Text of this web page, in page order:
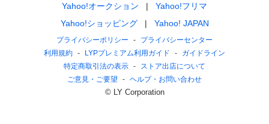
Yahoo!オークション
Yahoo!フリマ
Yahoo!ショッピング
Yahoo! JAPAN
プライバシーポリシー
プライバシーセンター
利用規約
LYPプレミアム利用ガイド
ガイドライン
特定商取引法の表示
ストア出店について
ご意見・ご要望
ヘルプ・お問い合わせ
© LY Corporation